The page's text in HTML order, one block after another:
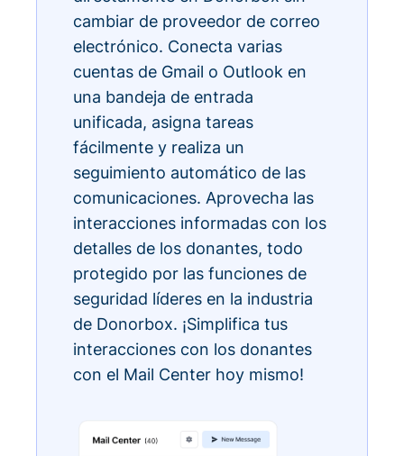
cambiar de proveedor de correo
electrónico. Conecta varias
cuentas de Gmail o Outlook en
una bandeja de entrada
unificada, asigna tareas
fácilmente y realiza un
seguimiento automático de las
comunicaciones. Aprovecha las
interacciones informadas con los
detalles de los donantes, todo
protegido por las funciones de
seguridad líderes en la industria
de Donorbox. ¡Simplifica tus
interacciones con los donantes
con el Mail Center hoy mismo!